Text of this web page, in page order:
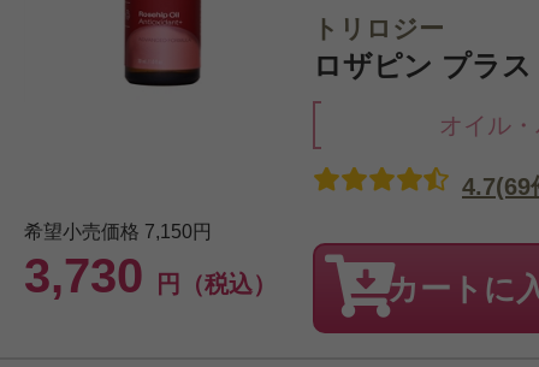
トリロジー
ロザピン プラ
オイル
希望小売価格 7,150円
3,730 円（税込）
4.7(69
カートに